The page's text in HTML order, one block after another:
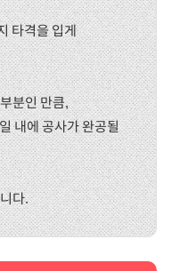
타격을 입게
분인 만큼,
내에 공사가 완공될
다.